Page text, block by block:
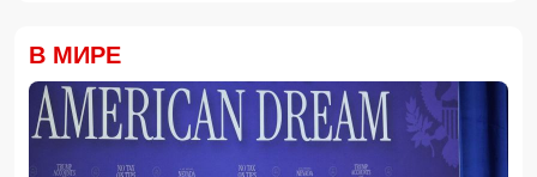
16:48, 06.08.2026
Джейхун Байрамов и Андрей Сибига проводят встречу в
Киеве
16:28, 06.08.2026
Гави покрасил волосы в розовый цвет в честь победы
В МИРЕ